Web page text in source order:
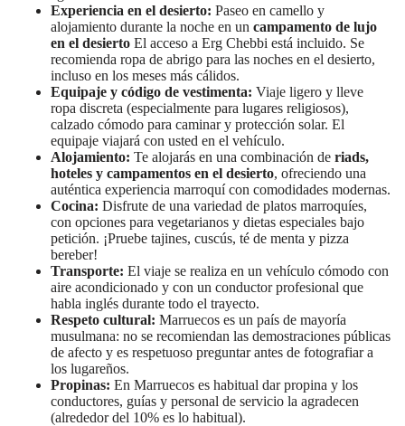
Experiencia en el desierto: Paseo en camello y
alojamiento durante la noche en un campamento de lujo
en el desierto El acceso a Erg Chebbi está incluido. Se
recomienda ropa de abrigo para las noches en el desierto,
incluso en los meses más cálidos.
Equipaje y código de vestimenta: Viaje ligero y lleve
ropa discreta (especialmente para lugares religiosos),
calzado cómodo para caminar y protección solar. El
equipaje viajará con usted en el vehículo.
Alojamiento: Te alojarás en una combinación de riads,
hoteles y campamentos en el desierto, ofreciendo una
auténtica experiencia marroquí con comodidades modernas.
Cocina: Disfrute de una variedad de platos marroquíes,
con opciones para vegetarianos y dietas especiales bajo
petición. ¡Pruebe tajines, cuscús, té de menta y pizza
bereber!
Transporte: El viaje se realiza en un vehículo cómodo con
aire acondicionado y con un conductor profesional que
habla inglés durante todo el trayecto.
Respeto cultural: Marruecos es un país de mayoría
musulmana: no se recomiendan las demostraciones públicas
de afecto y es respetuoso preguntar antes de fotografiar a
los lugareños.
Propinas: En Marruecos es habitual dar propina y los
conductores, guías y personal de servicio la agradecen
(alrededor del 10% es lo habitual).